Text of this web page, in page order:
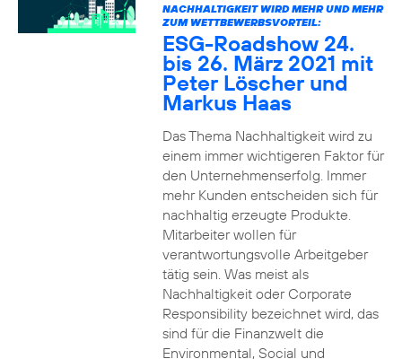
NACHHALTIGKEIT WIRD MEHR UND MEHR
ZUM WETTBEWERBSVORTEIL:
ESG-Roadshow 24.
bis 26. März 2021 mit
Peter Löscher und
Markus Haas
Das Thema Nachhaltigkeit wird zu
einem immer wichtigeren Faktor für
den Unternehmenserfolg. Immer
mehr Kunden entscheiden sich für
nachhaltig erzeugte Produkte.
Mitarbeiter wollen für
verantwortungsvolle Arbeitgeber
tätig sein. Was meist als
Nachhaltigkeit oder Corporate
Responsibility bezeichnet wird, das
sind für die Finanzwelt die
Environmental, Social und